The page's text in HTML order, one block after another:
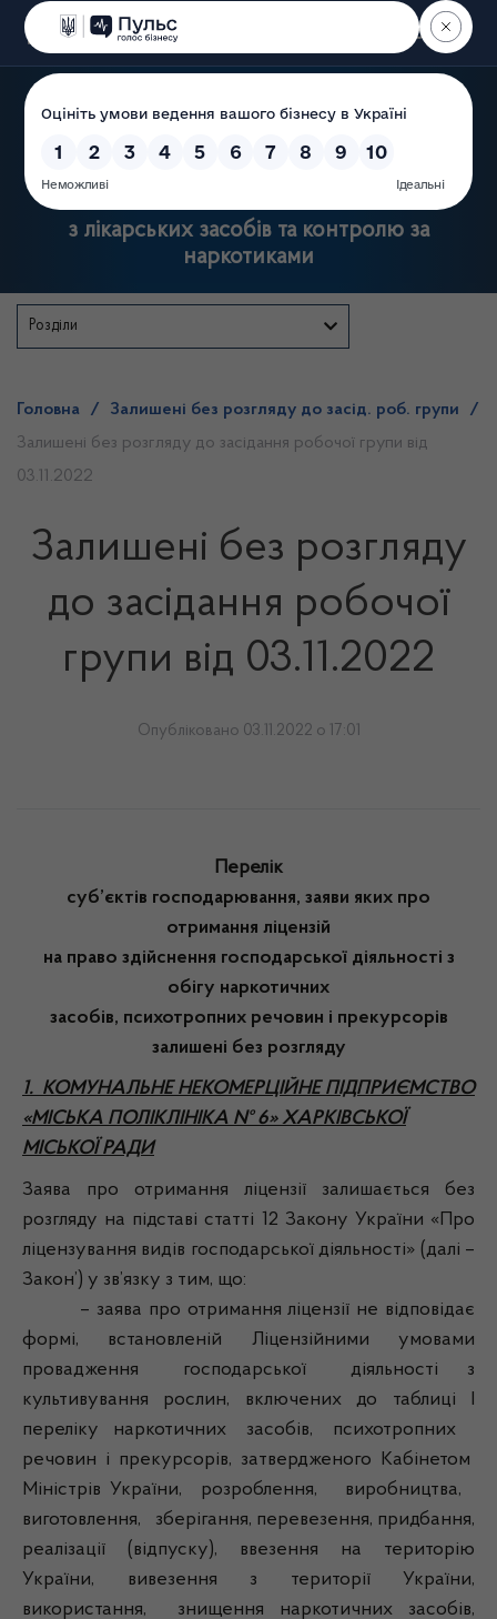
Пошук
Державна служба України
з лікарських засобів та контролю за
наркотиками
Розділи
Головна / Залишені без розгляду до засід. роб. групи
/
Залишені без розгляду до засідання робочої групи від
03.11.2022
Залишені без розгляду
до засідання робочої
групи від 03.11.2022
Опубліковано 03.11.2022 о 17:01
Перелік
суб’єктів господарювання, заяви яких про
отримання ліцензій
на право здійснення господарської діяльності з
обігу наркотичних
засобів, психотропних речовин і прекурсорів
залишені без розгляду
1. КОМУНАЛЬНЕ НЕКОМЕРЦІЙНЕ ПІДПРИЄМСТВО
«МІСЬКА ПОЛІКЛІНІКА № 6» ХАРКІВСЬКОЇ
МІСЬКОЇ РАДИ
Заява про отримання ліцензії залишається без
розгляду на підставі статті 12 Закону України «Про
ліцензування видів господарської діяльності» (далі –
Закон’) у зв’язку з тим, що:
– заява про отримання ліцензії не відповідає
формі, встановленій Ліцензійними умовами
провадження господарської діяльності з
культивування рослин, включених до таблиці I
переліку наркотичних засобів, психотропних
речовин і прекурсорів, затвердженого Кабінетом
Міністрів України, розроблення, виробництва,
виготовлення, зберігання, перевезення, придбання,
реалізації (відпуску), ввезення на територію
України, вивезення з території України,
використання, знищення наркотичних засобів,